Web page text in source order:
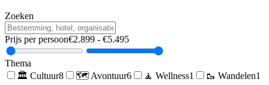
Zoeken
Prijs per persoon€2.899 - €5.495
Thema
🏛️ Cultuur8 🗺️ Avontuur6 🧘 Wellness1 🥾 Wandelen1